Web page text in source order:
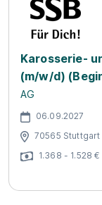
Karosserie-
(m/w/d)
AG
06.09.2027
70565 Stuttgart
1.368 - 1.528